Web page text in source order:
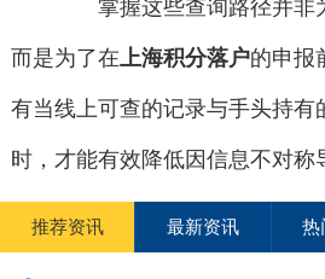
掌握这些查询路径并非
而是为了在上海积分落户的申报
有当线上可查的记录与手头持有
时，才能有效降低因信息不对称
推荐资讯 最新资讯 热